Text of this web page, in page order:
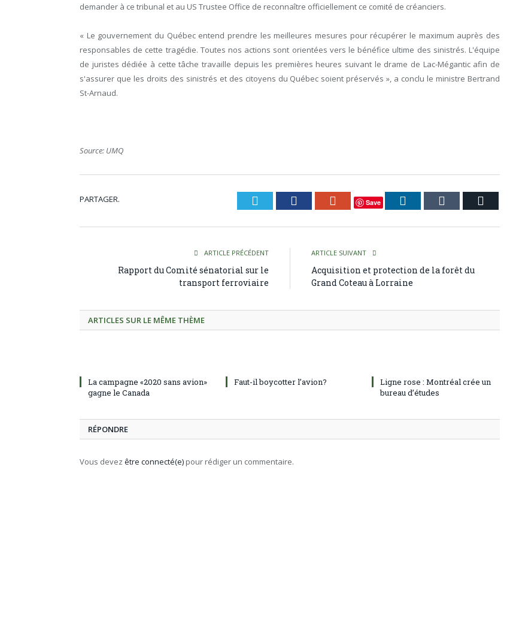
demander à ce tribunal et au US Trustee Office de reconnaître officiellement ce comité de créanciers.
« Le gouvernement du Québec entend prendre les meilleures mesures pour récupérer le maximum auprès des
responsables de cette tragédie. Toutes nos actions sont orientées vers le bénéfice ultime des sinistrés. L'équipe
de juristes dédiée à cette tâche travaille depuis les premières heures suivant le drame de Lac-Mégantic afin de
s'assurer que les droits des sinistrés et des citoyens du Québec soient préservés », a conclu le ministre Bertrand
St-Arnaud.
Source: UMQ
PARTAGER. Twitter Facebook Google+
Save LinkedIn Tumblr
ARTICLE PRÉCÉDENT
Rapport du Comité sénatorial sur le
transport ferroviaire
ARTICLE SUIVANT
Acquisition et protection de la forêt du
Grand Coteau à Lorraine
ARTICLES SUR LE MÊME THÈME
La campagne «2020 sans avion»
gagne le Canada
Faut-il boycotter l’avion?
Ligne rose : Montréal crée un
bureau d’études
RÉPONDRE
Vous devez être connecté(e) pour rédiger un commentaire.